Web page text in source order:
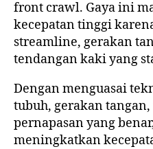
front crawl. Gaya ini
kecepatan tinggi
streamline, gerakan
tendangan kaki yang
Dengan menguasai
tubuh, gerakan
pernapasan yang
meningkatkan